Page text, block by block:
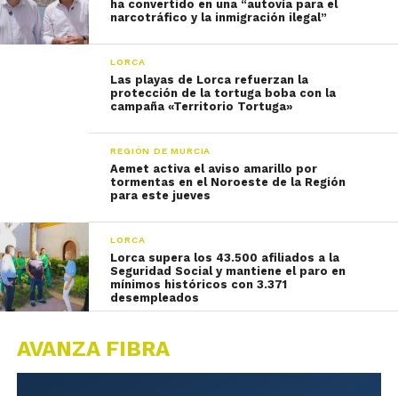
ha convertido en una “autovía para el
narcotráfico y la inmigración ilegal”
LORCA
Las playas de Lorca refuerzan la
protección de la tortuga boba con la
campaña «Territorio Tortuga»
REGIÓN DE MURCIA
Aemet activa el aviso amarillo por
tormentas en el Noroeste de la Región
para este jueves
LORCA
Lorca supera los 43.500 afiliados a la
Seguridad Social y mantiene el paro en
mínimos históricos con 3.371
desempleados
AVANZA FIBRA